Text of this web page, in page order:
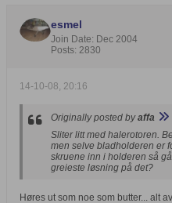
esmel
Join Date: Dec 2004
Posts: 2830
14-10-08, 20:16
Originally posted byaffa
Sliter litt med halerotoren.
men selve bladholderen er
skruene inn i holderen så
greieste løsning på det?
Høres ut som noe som butter... alt